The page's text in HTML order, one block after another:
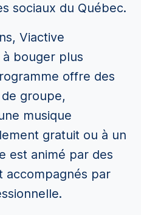
sociaux du Québec.
Viactive
bouger plus
offre des
de groupe,
musique
gratuit ou à un
est animé par des
accompagnés par